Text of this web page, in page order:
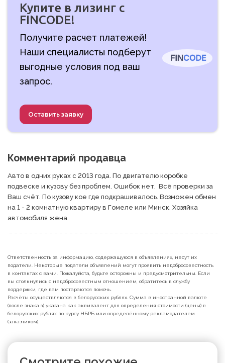
Купите в лизинг с
FINCODE!
Получите расчет платежей!
Наши специалисты подберут
выгодные условия под ваш
запрос.
Оставить заявку
Комментарий продавца
Авто в одних руках с 2013 года. По двигателю коробке
подвеске и кузову без проблем. Ошибок нет.  Всё проверки за
Ваш счёт. По кузову кое где подкрашивалось. Возможен обмен
на 1 - 2 комнатную квартиру в Гомеле или Минск. Хозяйка
автомобиля жена.
Ответственность за информацию, содержащуюся в объявлениях, несут их
податели. Некоторые податели объявлений могут проявить недобросовестность
в контактах с вами. Пожалуйста, будьте осторожны и предусмотрительны. Если
вы столкнулись с недобросовестным отношением, обратитесь в службу
поддержки, где вам постараются помочь.
Расчёты осуществляются в белорусских рублях. Сумма в иностранной валюте
(после знака ≈) указана как эквивалент для определения стоимости (цены) в
белорусских рублях по курсу НБРБ или определённому рекламодателем
(заказчиком).